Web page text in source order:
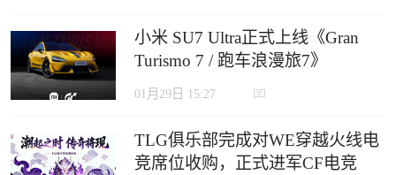
小米 SU7 Ultra正式上线《Gran
Turismo 7 / 跑车浪漫旅7》
01月29日 15:27
TLG俱乐部完成对WE穿越火线电
竞席位收购，正式进军CF电竞